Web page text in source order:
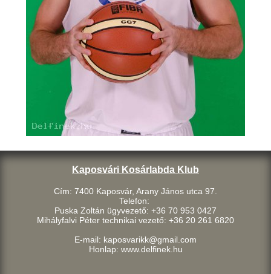
Kaposvári Kosárlabda Klub
Cím: 7400 Kaposvár, Arany János utca 97.
Telefon:
Puska Zoltán ügyvezető: +36 70 953 0427
Mihályfalvi Péter technikai vezető: +36 20 261 6820
E-mail: kaposvarikk@gmail.com
Honlap: www.delfinek.hu